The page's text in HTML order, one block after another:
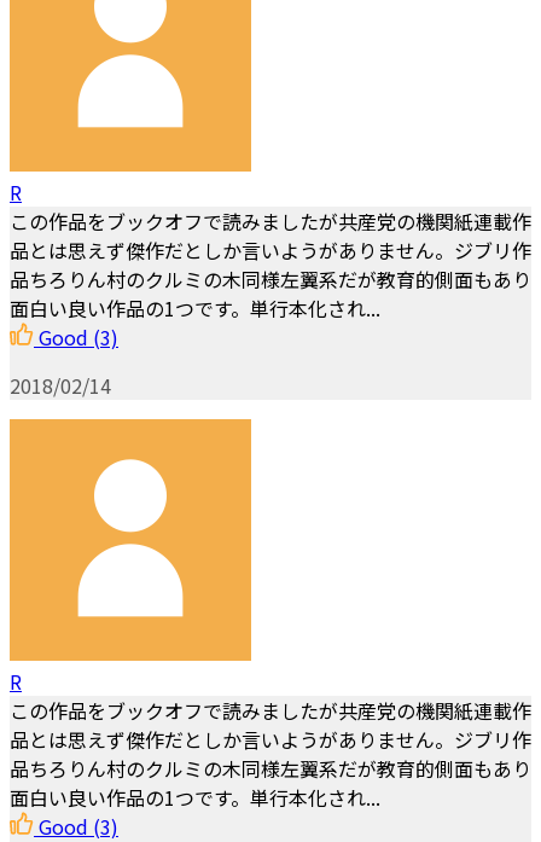
R
この作品をブックオフで読みましたが共産党の機関紙連載作
品とは思えず傑作だとしか言いようがありません。ジブリ作
品ちろりん村のクルミの木同様左翼系だが教育的側面もあり
面白い良い作品の1つです。単行本化され...
Good (3)
2018/02/14
R
この作品をブックオフで読みましたが共産党の機関紙連載作
品とは思えず傑作だとしか言いようがありません。ジブリ作
品ちろりん村のクルミの木同様左翼系だが教育的側面もあり
面白い良い作品の1つです。単行本化され...
Good (3)